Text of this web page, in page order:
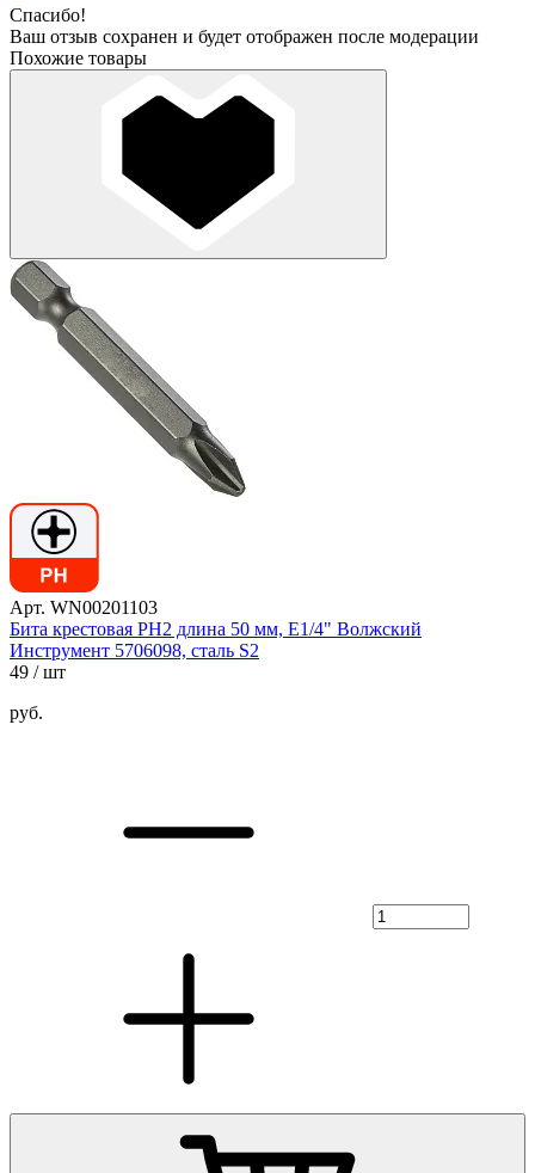
Спасибо!
Ваш отзыв сохранен и будет отображен после модерации
Похожие товары
Арт. WN00201103
Бита крестовая PH2 длина 50 мм, E1/4" Волжский
Инструмент 5706098, сталь S2
49 / шт
руб.